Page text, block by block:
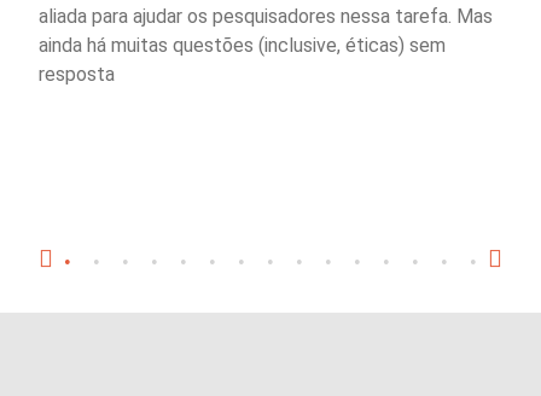
aliada para ajudar os pesquisadores nessa tarefa. Mas
ainda há muitas questões (inclusive, éticas) sem
resposta